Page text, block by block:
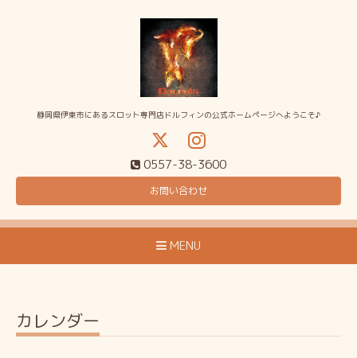
静岡県伊東市にあるスロット専門店ドルフィンの公式ホームページへようこそ♪
0557-38-3600
お問い合わせ
MENU
カレンダー